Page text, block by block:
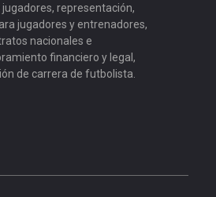
representación,
jugadores y entrenadores,
nacionales e
financiero y legal,
de carrera de futbolista.